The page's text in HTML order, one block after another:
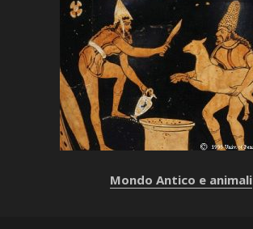
Mondo Antico e animali